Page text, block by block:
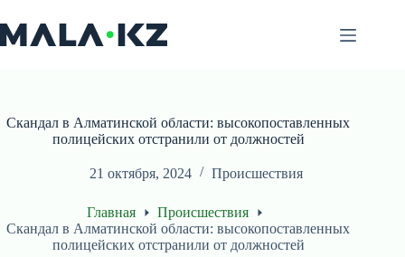
к
сути
Скандал в Алматинской области: высокопоставленных
полицейских отстранили от должностей
21 октября, 2024 Происшествия
Главная
Происшествия
Скандал в Алматинской области: высокопоставленных
полицейских отстранили от должностей